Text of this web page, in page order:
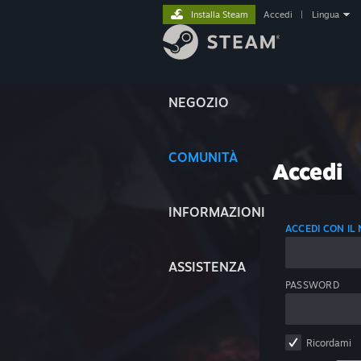
NEGOZIO
COMUNITÀ
INFORMAZIONI
ASSISTENZA
Installa Steam Accedi Lingua
Accedi
ACCEDI CON IL
PASSWORD
Ricordami